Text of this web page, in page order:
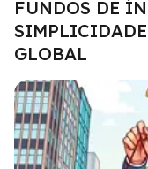
FUNDOS DE
GLOBAL